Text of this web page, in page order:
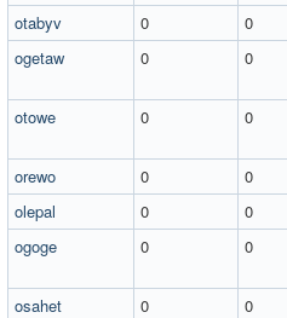
otabyv 0 0
ogetaw
0 0
otowe
0 0
orewo
0 0
olepal
0 0
ogoge
0 0
osahet
0 0